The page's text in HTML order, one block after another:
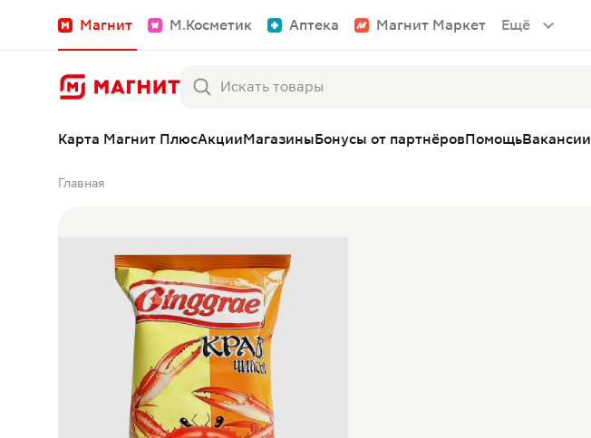
Магнит М.Косметик Аптека Магнит Маркет Ещё
Карта Магнит ПлюсАкцииМагазиныБонусы от партнёровПомощьВакансии
Главная